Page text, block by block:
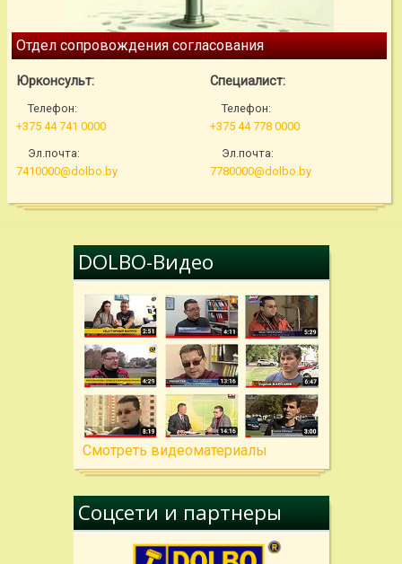
Отдел сопровождения согласования
Юрконсульт:
Телефон:
+375 44 741 0000
Эл.почта:
7410000@dolbo.by
Специалист:
Телефон:
+375 44 778 0000
Эл.почта:
7780000@dolbo.by
DOLBO-Видео
Cмотреть видеоматериалы
Соцсети и партнеры